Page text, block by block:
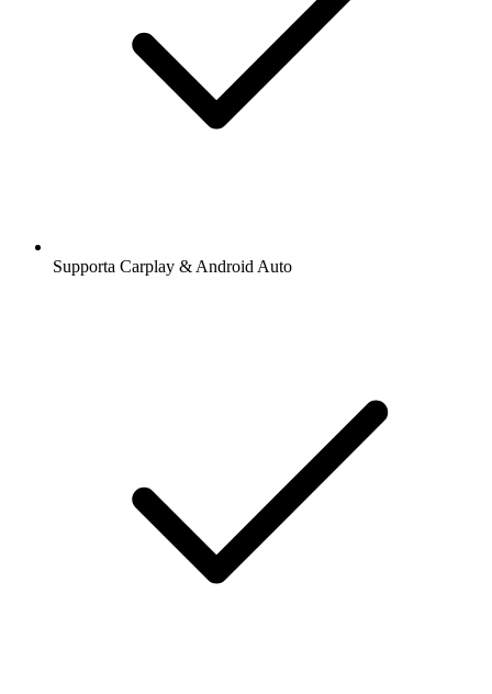
Supporta Carplay & Android Auto